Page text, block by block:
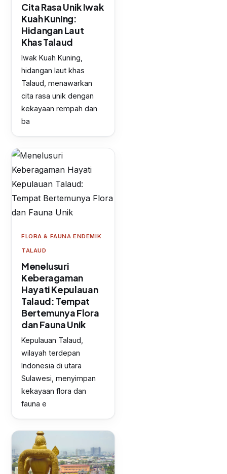
Cita Rasa Unik Iwak
Kuah Kuning:
Hidangan Laut
Khas Talaud
Iwak Kuah Kuning,
hidangan laut khas
Talaud, menawarkan
cita rasa unik dengan
kekayaan rempah dan
ba
FLORA & FAUNA ENDEMIK
TALAUD
Menelusuri
Keberagaman
Hayati Kepulauan
Talaud: Tempat
Bertemunya Flora
dan Fauna Unik
Kepulauan Talaud,
wilayah terdepan
Indonesia di utara
Sulawesi, menyimpan
kekayaan flora dan
fauna e